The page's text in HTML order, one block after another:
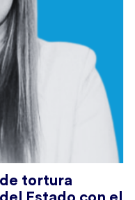
tortura